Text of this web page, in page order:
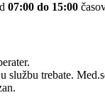
07:00 do 15:00
službu trebate.